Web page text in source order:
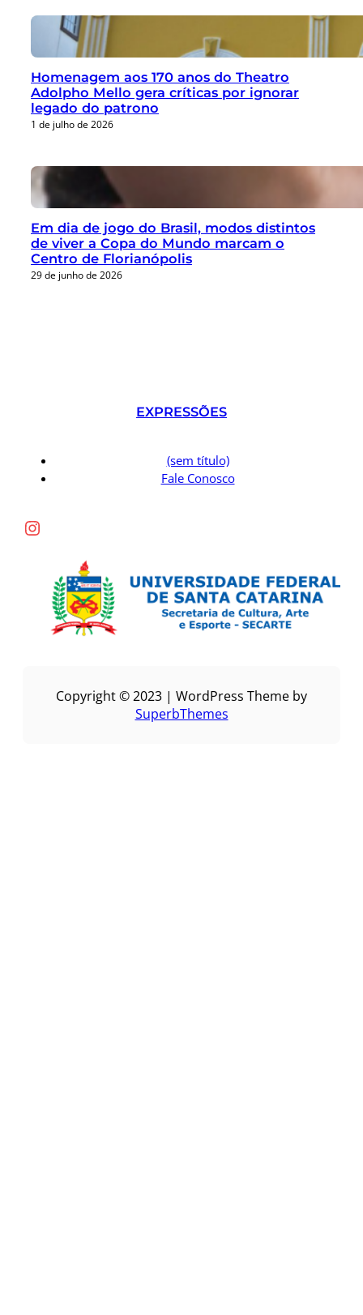
Homenagem aos 170 anos do Theatro
Adolpho Mello gera críticas por ignorar
legado do patrono
1 de julho de 2026
Em dia de jogo do Brasil, modos distintos
de viver a Copa do Mundo marcam o
Centro de Florianópolis
29 de junho de 2026
EXPRESSÕES
(sem título)
Fale Conosco
Instagram
Copyright © 2023 | WordPress Theme by
SuperbThemes